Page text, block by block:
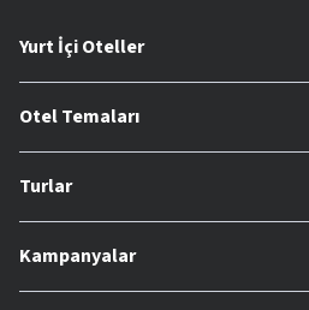
Yurt İçi Oteller
Otel Temaları
Turlar
Kampanyalar